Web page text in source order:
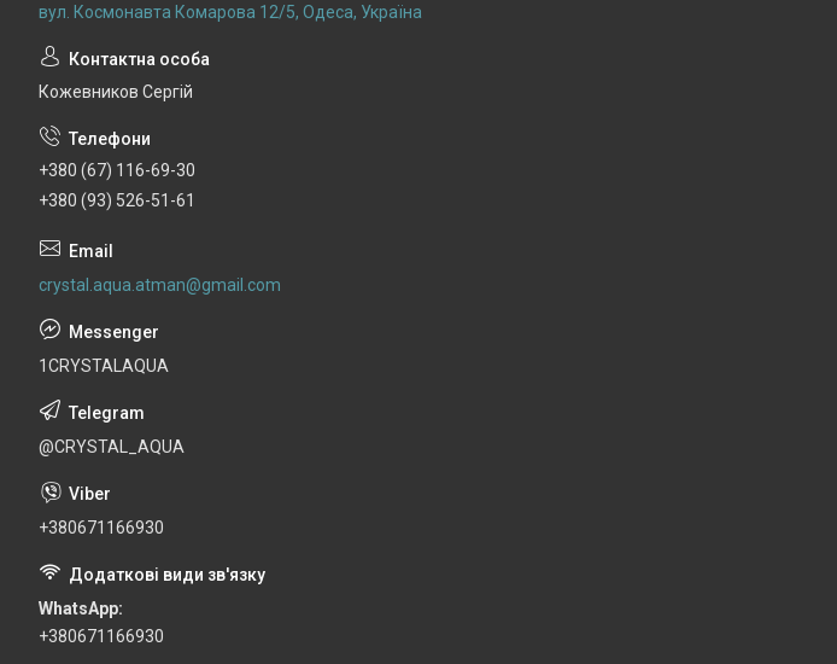
вул. Космонавта Комарова 12/5, Одеса, Україна
Кожевников Сергій
+380 (67) 116-69-30
+380 (93) 526-51-61
crystal.aqua.atman@gmail.com
1CRYSTALAQUA
@CRYSTAL_AQUA
+380671166930
WhatsApp
+380671166930